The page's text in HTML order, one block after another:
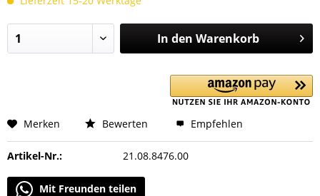
In den Warenkorb
Merken Bewerten Empfehlen
Artikel-Nr.: 21.08.8476.00
Mit Freunden teilen